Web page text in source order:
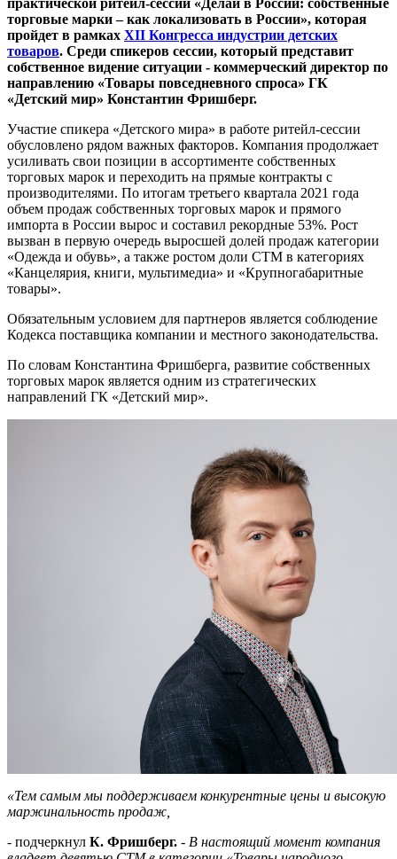
практической ритейл-сессии «Делай в России: собственные
торговые марки – как локализовать в России», которая
пройдет в рамках XII Конгресса индустрии детских
товаров. Среди спикеров сессии, который представит
собственное видение ситуации - коммерческий директор по
направлению «Товары повседневного спроса» ГК
«Детский мир» Константин Фришберг.
Участие спикера «Детского мира» в работе ритейл-сессии
обусловлено рядом важных факторов. Компания продолжает
усиливать свои позиции в ассортименте собственных
торговых марок и переходить на прямые контракты с
производителями. По итогам третьего квартала 2021 года
объем продаж собственных торговых марок и прямого
импорта в России вырос и составил рекордные 53%. Рост
вызван в первую очередь выросшей долей продаж категории
«Одежда и обувь», а также ростом доли СТМ в категориях
«Канцелярия, книги, мультимедиа» и «Крупногабаритные
товары».
Обязательным условием для партнеров является соблюдение
Кодекса поставщика компании и местного законодательства.
По словам Константина Фришберга, развитие собственных
торговых марок является одним из стратегических
направлений ГК «Детский мир».
«Тем самым мы поддерживаем конкурентные цены и высокую
маржинальность продаж,
- подчеркнул К. Фришберг. - В настоящий момент компания